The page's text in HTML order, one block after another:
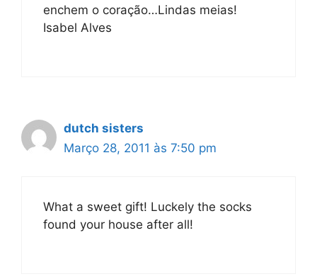
enchem o coração…Lindas meias!
Isabel Alves
dutch sisters
Março 28, 2011 às 7:50 pm
What a sweet gift! Luckely the socks
found your house after all!